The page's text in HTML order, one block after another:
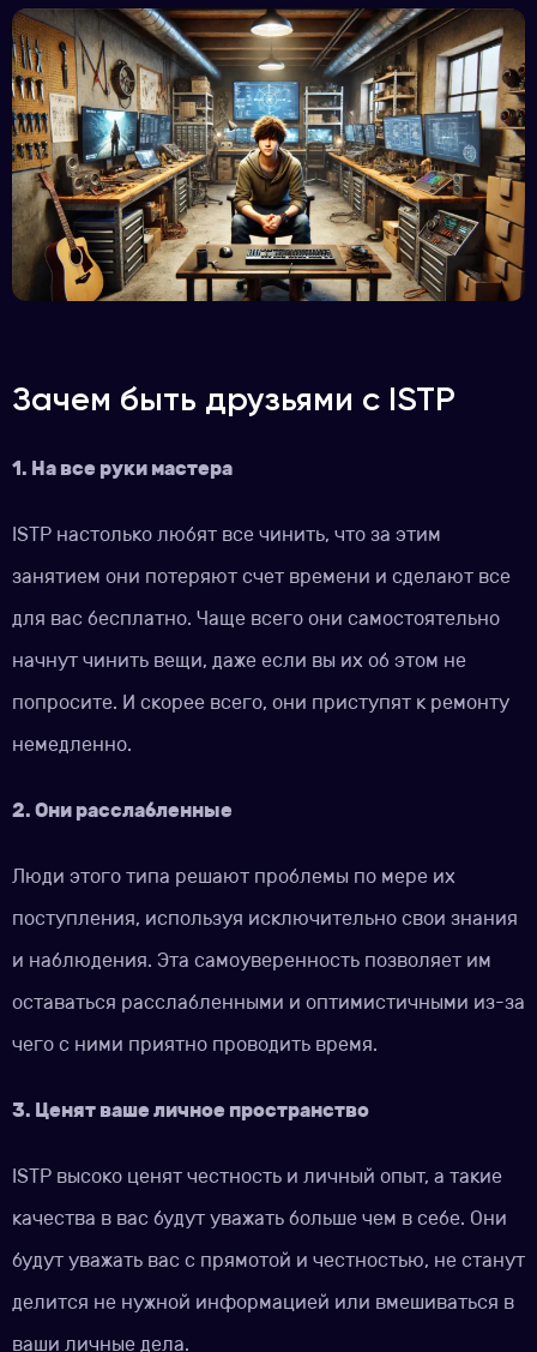
Зачем быть друзьями с ISTP
1. На все руки мастера
ISTP настолько любят все чинить, что за этим
занятием они потеряют счет времени и сделают все
для вас бесплатно. Чаще всего они самостоятельно
начнут чинить вещи, даже если вы их об этом не
попросите. И скорее всего, они приступят к ремонту
немедленно.
2. Они расслабленные
Люди этого типа решают проблемы по мере их
поступления, используя исключительно свои знания
и наблюдения. Эта самоуверенность позволяет им
оставаться расслабленными и оптимистичными из-за
чего с ними приятно проводить время.
3. Ценят ваше личное пространство
ISTP высоко ценят честность и личный опыт, а такие
качества в вас будут уважать больше чем в себе. Они
будут уважать вас с прямотой и честностью, не станут
делится не нужной информацией или вмешиваться в
ваши личные дела.